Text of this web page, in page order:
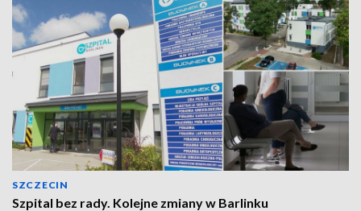
SZCZECIN
Szpital bez rady. Kolejne zmiany w Barlinku